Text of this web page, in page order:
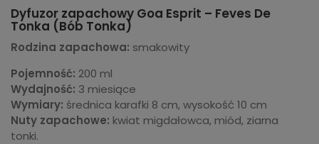
Dyfuzor zapachowy Goa Esprit – Feves De
Tonka (Bób Tonka)
Rodzina zapachowa: smakowity
Pojemność: 200 ml
Wydajność: 3 miesiące
Wymiary: średnica karafki 8 cm, wysokość 10 cm
Nuty zapachowe: kwiat migdałowca, miód, ziarna
tonki.